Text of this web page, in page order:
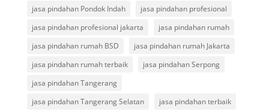
jasa pindahan Pondok Indah
jasa pindahan profesional
jasa pindahan profesional jakarta
jasa pindahan rumah
jasa pindahan rumah BSD
jasa pindahan rumah Jakarta
jasa pindahan rumah terbaik
jasa pindahan Serpong
jasa pindahan Tangerang
jasa pindahan Tangerang Selatan
jasa pindahan terbaik